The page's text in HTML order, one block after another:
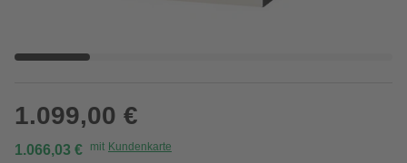
1.099,00 €
1.066,03 € mit Kundenkarte